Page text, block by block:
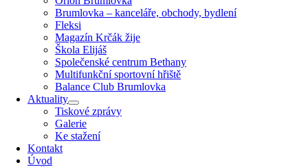
Brumlovka – kanceláře, obchody, bydlení
Fleksi
Magazín Krčák žije
Škola Elijáš
Společenské centrum Bethany
Multifunkční sportovní hřiště
Balance Club Brumlovka
Aktuality
Tiskové zprávy
Galerie
Ke stažení
Kontakt
Úvod